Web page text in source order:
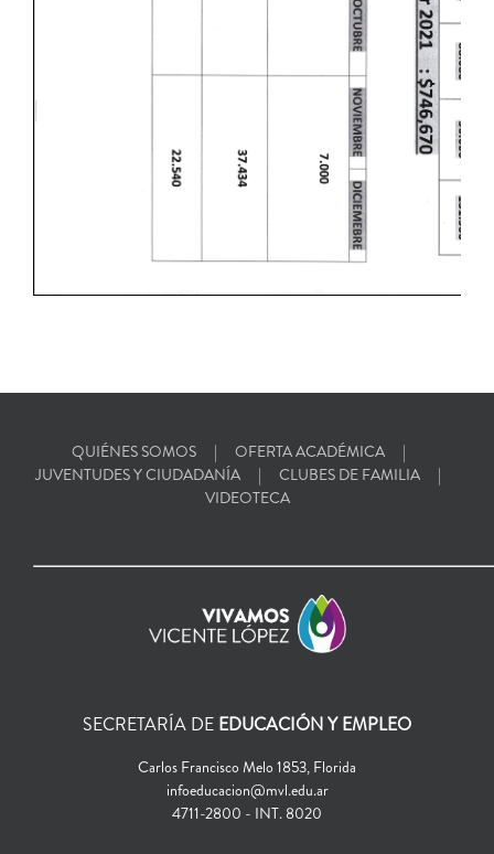
QUIÉNES SOMOS
OFERTA ACADÉMICA
JUVENTUDES Y CIUDADANÍA
CLUBES DE FAMILIA
VIDEOTECA
SECRETARÍA DE EDUCACIÓN Y EMPLEO
Carlos Francisco Melo 1853, Florida
infoeducacion@mvl.edu.ar
4711-2800 - INT. 8020